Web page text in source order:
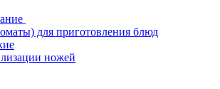
для приготовления блюд
ножей